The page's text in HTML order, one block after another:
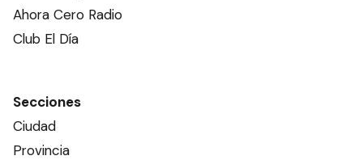
Ahora Cero Radio
Club El Día
Secciones
Ciudad
Provincia